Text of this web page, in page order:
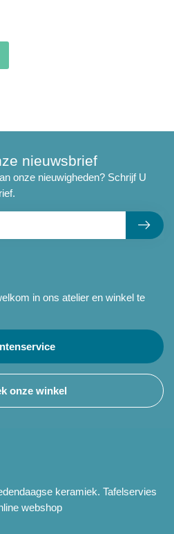
in ons atelier en winkel te
onze winkel
nieuwsbrief
onze nieuwigheden? Schrijf U
keramiek. Tafelservies
webshop